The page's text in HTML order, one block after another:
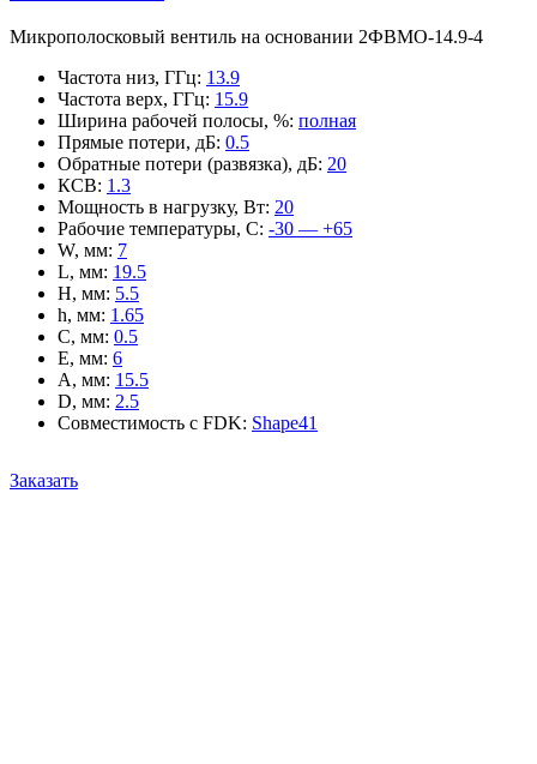
Микрополосковый вентиль на основании 2ФВМO-14.9-4
Частота низ, ГГц: 13.9
Частота верх, ГГц: 15.9
Ширина рабочей полосы, %: полная
Прямые потери, дБ: 0.5
Обратные потери (развязка), дБ: 20
КСВ: 1.3
Мощность в нагрузку, Вт: 20
Рабочие температуры, С: -30 — +65
W, мм: 7
L, мм: 19.5
H, мм: 5.5
h, мм: 1.65
C, мм: 0.5
E, мм: 6
A, мм: 15.5
D, мм: 2.5
Совместимость с FDK: Shape41
Заказать